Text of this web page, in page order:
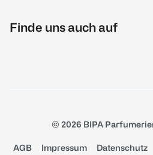
Finde uns auch auf
© 2026 BIPA
AGB Impressum Datenschutz